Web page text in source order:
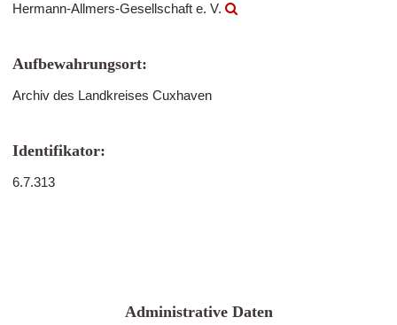
Hermann-Allmers-Gesellschaft e. V.
Aufbewahrungsort:
Archiv des Landkreises Cuxhaven
Identifikator:
6.7.313
Administrative Daten